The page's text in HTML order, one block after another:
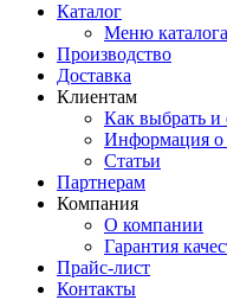
Каталог
Меню каталога
Производство
Доставка
Клиентам
Как выбрать и
Информация о
Статьи
Партнерам
Компания
О компании
Гарантия
Прайс-лист
Контакты